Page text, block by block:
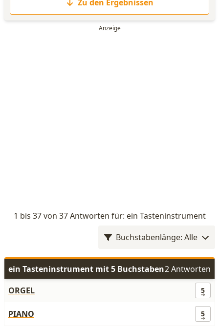
Zu den Ergebnissen
1 bis 37 von 37 Antworten für: ein Tasteninstrument
Buchstabenlänge: Alle
ein Tasteninstrument mit 5 Buchstaben2 Antworten
ORGEL
5
PIANO 5